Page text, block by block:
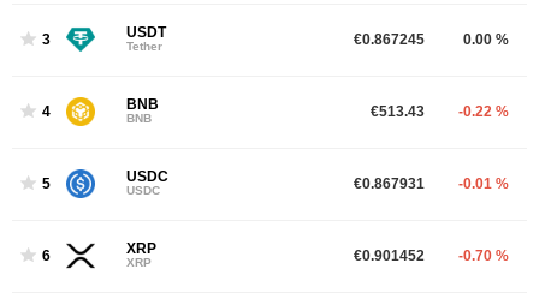
3 USDT
Tether €0.867245 0.00 %
4 BNB
BNB €513.43 -0.22 %
5 USDC
USDC €0.867931 -0.01 %
6 XRP
XRP €0.901452 -0.70 %